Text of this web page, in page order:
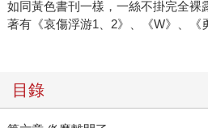
如同黃色書刊一樣，一絲不掛完全裸
著有《哀傷浮游1、2》、《W》、《
目錄